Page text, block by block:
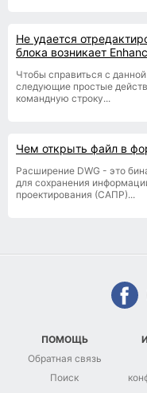
Не удается
блока возникает
Чтобы справиться с
следующие простые
командную строку...
Чем открыть файл в
Расширение DWG - это
для сохранения
проектирования (САПР)...
ПОМОЩЬ
Обратная связь
Поиск